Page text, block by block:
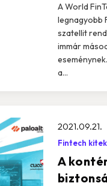
A World
legnagyobb
szatellit
immár
a...
A
2021.09.21.
Fintech